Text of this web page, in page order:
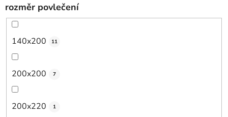
rozměr povlečení
140x200 11
200x200 7
200x220 1